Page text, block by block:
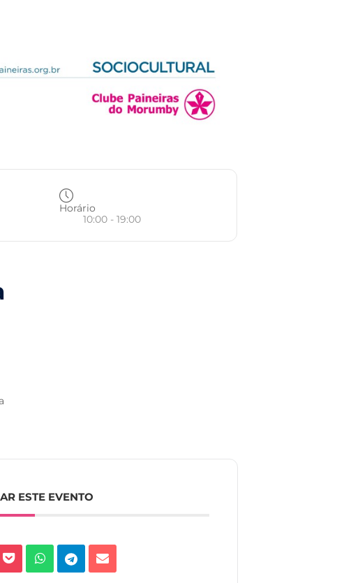
Horário
10:00 - 19:00
ESTE EVENTO